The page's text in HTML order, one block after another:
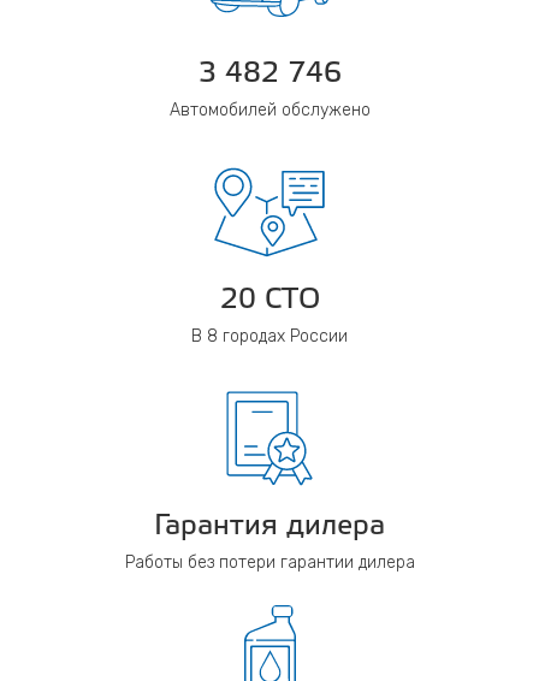
3 482 746
Автомобилей обслужено
20 СТО
В 8 городах России
Гарантия дилера
Работы без потери гарантии дилера